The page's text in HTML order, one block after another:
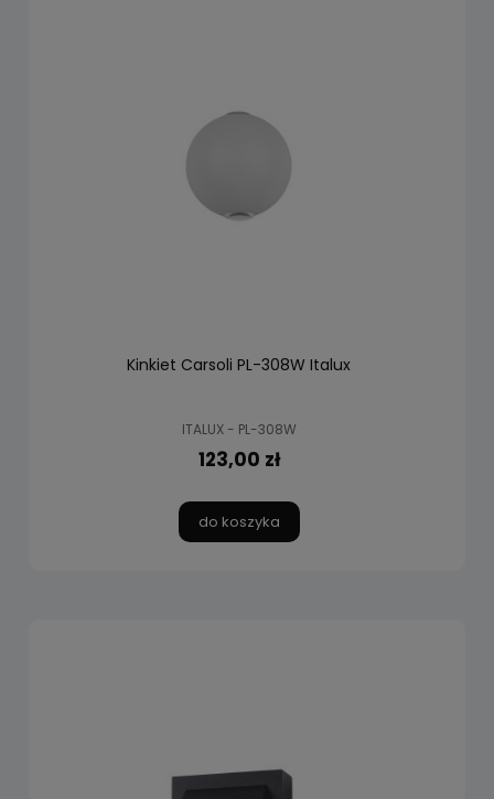
Kinkiet Carsoli PL-308W Italux
ITALUX - PL-308W
123,00 zł
do koszyka